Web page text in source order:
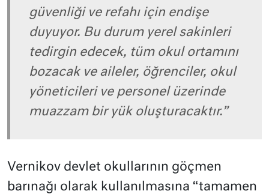
güvenliği ve refahı için endişe
duyuyor. Bu durum yerel sakinleri
tedirgin edecek, tüm okul ortamını
bozacak ve aileler, öğrenciler, okul
yöneticileri ve personel üzerinde
muazzam bir yük oluşturacaktır.”
Vernikov devlet okullarının göçmen
barınağı olarak kullanılmasına “tamamen